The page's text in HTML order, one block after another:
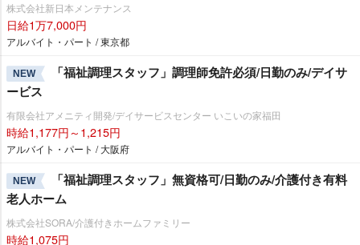
株式会社新日本メンテナンス
日給1万7,000円
アルバイト・パート / 東京都
NEW
「福祉調理スタッフ」調理師免許必須/日勤のみ/デイサ
ービス
有限会社アメニティ開発/デイサービスセンター いこいの家福田
時給1,177円～1,215円
アルバイト・パート / 大阪府
NEW
「福祉調理スタッフ」無資格可/日勤のみ/介護付き有料
老人ホーム
株式会社SORA/介護付きホームファミリー
時給1,075円